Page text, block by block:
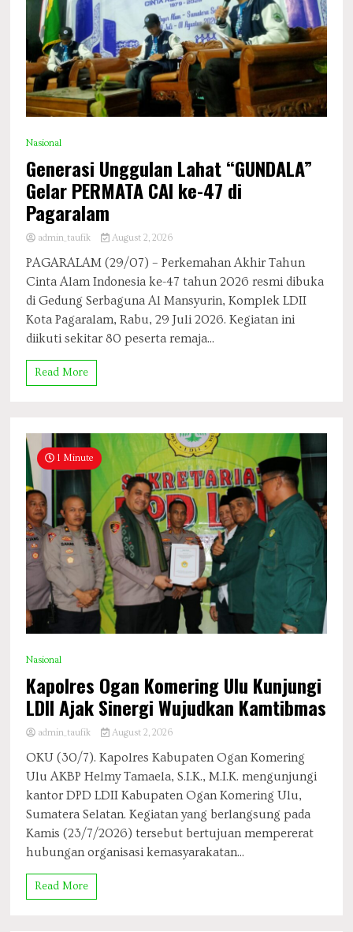
Nasional
Generasi Unggulan Lahat “GUNDALA”
Gelar PERMATA CAI ke-47 di
Pagaralam
admin_taufik August 2, 2026
PAGARALAM (29/07) – Perkemahan Akhir Tahun
Cinta Alam Indonesia ke-47 tahun 2026 resmi dibuka
di Gedung Serbaguna Al Mansyurin, Komplek LDII
Kota Pagaralam, Rabu, 29 Juli 2026. Kegiatan ini
diikuti sekitar 80 peserta remaja...
Read More
1 Minute
Nasional
Kapolres Ogan Komering Ulu Kunjungi
LDII Ajak Sinergi Wujudkan Kamtibmas
admin_taufik August 2, 2026
OKU (30/7). Kapolres Kabupaten Ogan Komering
Ulu AKBP Helmy Tamaela, S.I.K., M.I.K. mengunjungi
kantor DPD LDII Kabupaten Ogan Komering Ulu,
Sumatera Selatan. Kegiatan yang berlangsung pada
Kamis (23/7/2026) tersebut bertujuan mempererat
hubungan organisasi kemasyarakatan...
Read More